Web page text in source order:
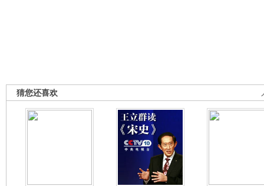
猜您还喜欢